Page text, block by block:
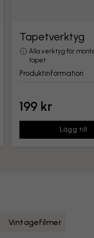
Tapetverktyg
Alla verktyg för
tapet
Produktinformation
199 kr
Lägg till
Vintagefilmer